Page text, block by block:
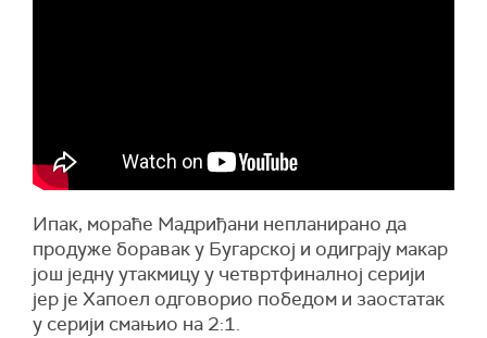
Ипак, мораће Мадриђани непланирано да
продуже боравак у Бугарској и одиграју макар
још једну утакмицу у четвртфиналној серији
јер је Хапоел одговорио победом и заостатак
у серији смањио на 2:1.